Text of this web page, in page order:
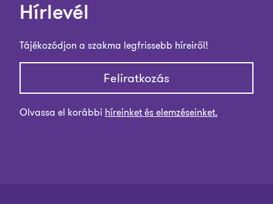
Hírlevél
Tájékozódjon a szakma legfrissebb híreiről!
Feliratkozás
Olvassa el korábbi híreinket és elemzéseinket.